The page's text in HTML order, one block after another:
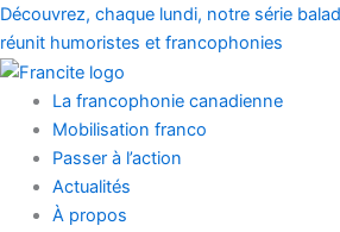
Aller
au
contenu
Découvrez, chaque lundi, notre série
réunit humoristes et francophonies
Main
Menu
La francophonie canadienne
Mobilisation franco
Passer à l’action
Actualités
À propos
Prénom
Nom
Main
Menu